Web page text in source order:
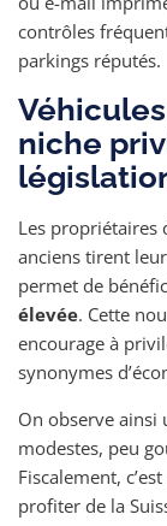
contrôles
parkings réputés.
niche
Les propriétaires
anciens tirent
permet de
élevée. Cette
encourage à
synonymes
On observe ainsi
modestes, peu
Fiscalement,
profiter de la